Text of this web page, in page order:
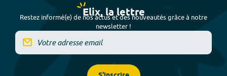
Elix, la lettre
Restez informé(e) de nos actus et des nouveautés grâce à notre
newsletter !